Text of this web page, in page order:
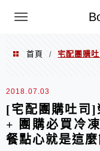
選單
首頁 / 宅配團購
宅配團購吐司
2018.07.03
[宅配團購吐司]
+ 團購必買冷
餐點心就是這